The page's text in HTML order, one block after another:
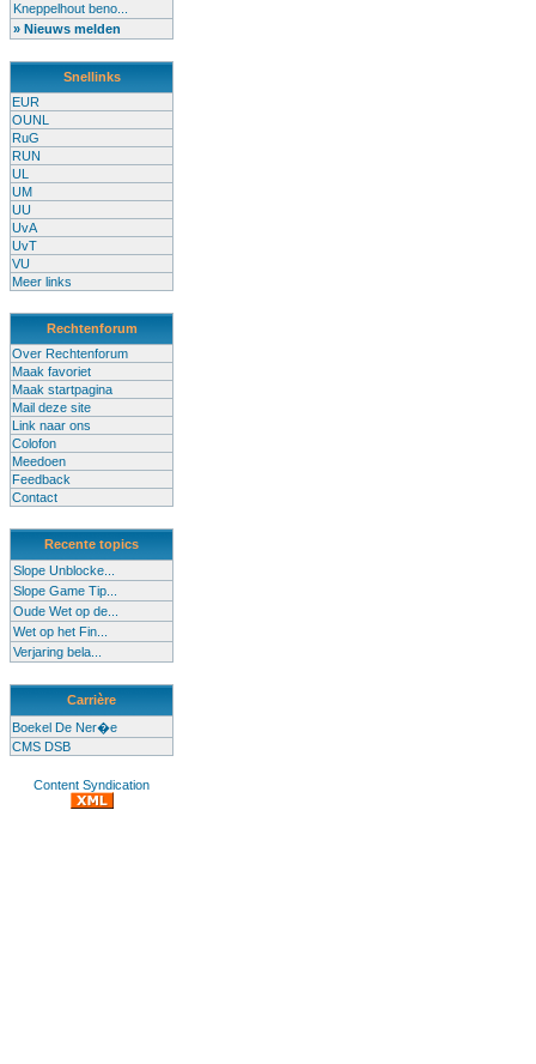
Kneppelhout beno...
» Nieuws melden
Snellinks
EUR
OUNL
RuG
RUN
UL
UM
UU
UvA
UvT
VU
Meer links
Rechtenforum
Over Rechtenforum
Maak favoriet
Maak startpagina
Mail deze site
Link naar ons
Colofon
Meedoen
Feedback
Contact
Recente topics
Slope Unblocke...
Slope Game Tip...
Oude Wet op de...
Wet op het Fin...
Verjaring bela...
Carrière
Boekel De Ner�e
CMS DSB
Content Syndication